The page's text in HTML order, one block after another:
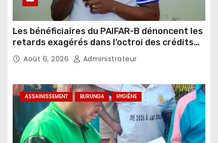
Les bénéficiaires du PAIFAR-B dénoncent les
retards exagérés dans l’octroi des crédits
agricoles
Août 6, 2026 Administrateur
ASSAINISSEMENT BURUNGA HYGIÈNE